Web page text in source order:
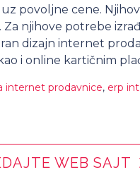
povoljne cene.
Za njihove potrebe
dizajn internet
i online kartičnim
internet prodavnice, erp
WEB SAJT